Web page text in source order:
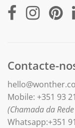
Contacte-
Mobile: +351 93
(Chamada da
Whatsapp:+351